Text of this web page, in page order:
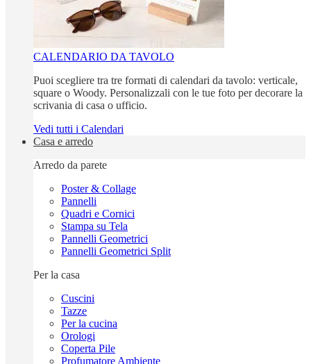
CALENDARIO DA TAVOLO
Puoi scegliere tra tre formati di calendari da tavolo: verticale,
square o Woody. Personalizzali con le tue foto per decorare la
scrivania di casa o ufficio.
Vedi tutti i Calendari
Casa e arredo
Arredo da parete
Poster & Collage
Pannelli
Quadri e Cornici
Stampa su Tela
Pannelli Geometrici
Pannelli Geometrici Split
Per la casa
Cuscini
Tazze
Per la cucina
Orologi
Coperta Pile
Profumatore Ambiente